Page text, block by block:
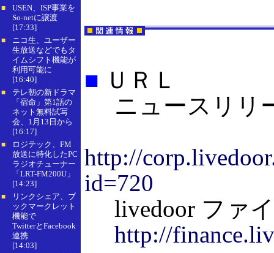
■
USEN、ISP事業を
So-netに譲渡
[17:33]
■
ニコ生、ユーザー
生放送などでもタ
イムシフト機能が
利用可能に
[16:40]
■
テレ朝の新ドラマ
「宿命」第1話の
ネット無料試写
会、1月13日から
[16:17]
■
ロジテック、FM
放送に特化したPC
ラジオチューナー
「LRT-FM200U」
[14:23]
■
リンクシェア、ブ
ックマークレット
機能で
TwitterとFacebook
連携
[14:03]
■ ＵＲＬ
ニュースリリ
http://
id=720
livedoor ファ
http://